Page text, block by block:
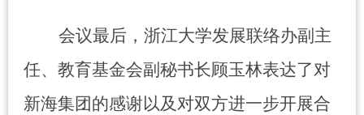
会议最后，浙江大学发展联络办副主
任、教育基金会副秘书长顾玉林表达了对
新海集团的感谢以及对双方进一步开展合